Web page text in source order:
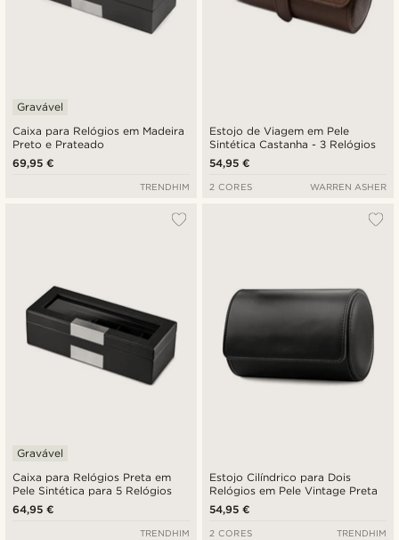
Caixa para Relógios em Madeira
Preto e Prateado
Gravável
69,95 €
TRENDHIM
Estojo de Viagem em Pele
Sintética Castanha - 3 Relógios
54,95 €
2 CORES WARREN ASHER
Caixa para Relógios Preta em
Pele Sintética para 5 Relógios
Gravável
64,95 €
TRENDHIM
Estojo Cilíndrico para Dois
Relógios em Pele Vintage Preta
54,95 €
2 CORES TRENDHIM